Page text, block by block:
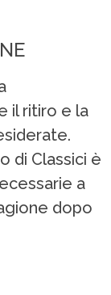
il ritiro e la
di Classici è
a
dopo